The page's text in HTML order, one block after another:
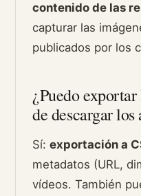
contenido de las
capturar las
publicados por los
¿Puedo
de descargar los
Sí:exportación a
metadatos (URL,
vídeos. También